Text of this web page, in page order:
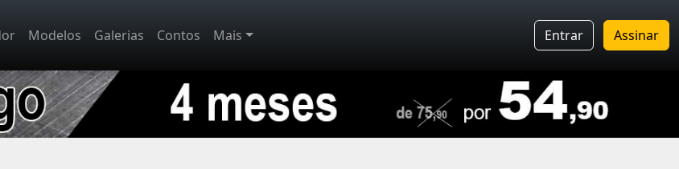
Modelos Galerias Contos Mais Entrar Assinar